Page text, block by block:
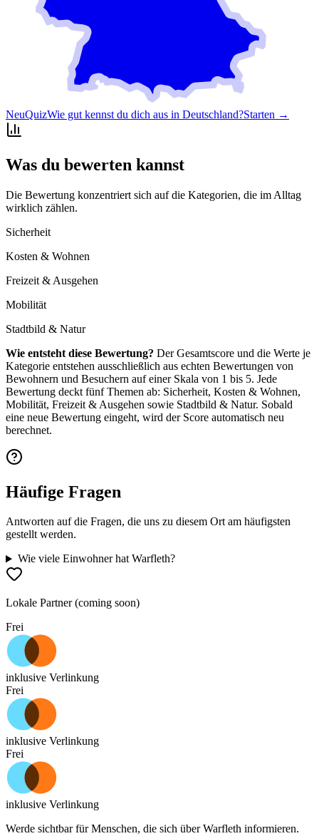
NeuQuizWie gut kennst du dich aus in Deutschland?Starten →
Was du bewerten kannst
Die Bewertung konzentriert sich auf die Kategorien, die im Alltag
wirklich zählen.
Sicherheit
Kosten & Wohnen
Freizeit & Ausgehen
Mobilität
Stadtbild & Natur
Wie entsteht diese Bewertung? Der Gesamtscore und die Werte je
Kategorie entstehen ausschließlich aus echten Bewertungen von
Bewohnern und Besuchern auf einer Skala von 1 bis 5. Jede
Bewertung deckt fünf Themen ab: Sicherheit, Kosten & Wohnen,
Mobilität, Freizeit & Ausgehen sowie Stadtbild & Natur. Sobald
eine neue Bewertung eingeht, wird der Score automatisch neu
berechnet.
Häufige Fragen
Antworten auf die Fragen, die uns zu diesem Ort am häufigsten
gestellt werden.
Wie viele Einwohner hat Warfleth?
Lokale Partner (coming soon)
Frei
inklusive Verlinkung
Frei
inklusive Verlinkung
Frei
inklusive Verlinkung
Werde sichtbar für Menschen, die sich überWarfleth informieren.